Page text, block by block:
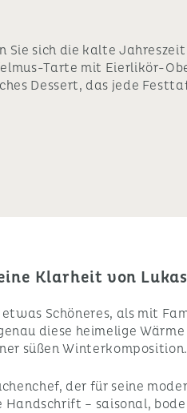
Sie sich die kalte
Tarte mit Eierlikör-
Dessert, das jede
Klarheit von
Schöneres, als mit
diese heimelige
süßen Winterkomposition.
der für seine
– saisonal,